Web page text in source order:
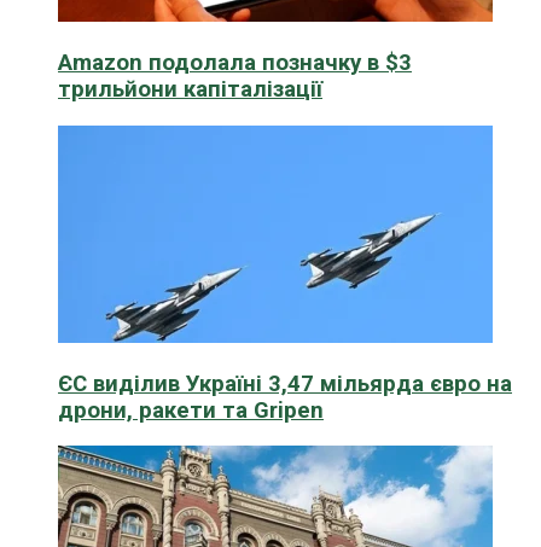
Amazon подолала позначку в $3
трильйони капіталізації
ЄС виділив Україні 3,47 мільярда євро на
дрони, ракети та Gripen